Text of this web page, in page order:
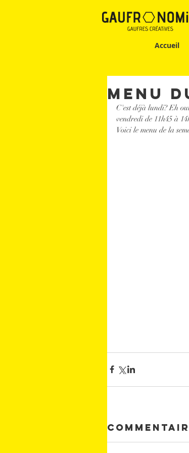
Accueil
Menu
C'est déjà lundi? Eh
vendredi de 11h45 à
Voici le menu de la